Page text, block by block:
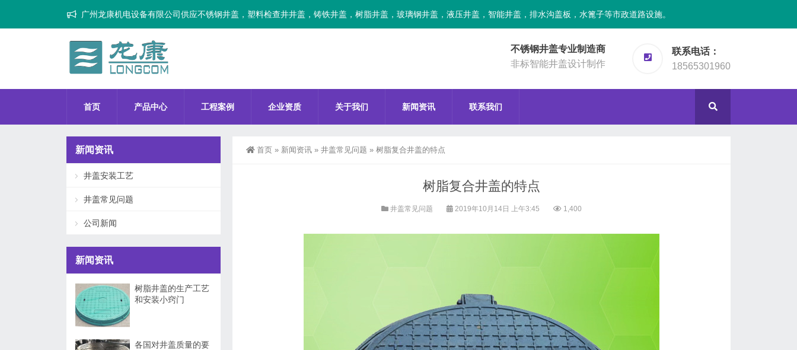
广州龙康机电设备有限公司供应不锈钢井盖，塑料检查井井盖，铸铁井盖，树脂井盖，玻璃钢井盖，液压井盖，智能井盖，排水沟盖板，水篦子等市政道路设施。
不锈钢井盖专业制造商
非标智能井盖设计制作
联系电话：
18565301960
首页 产品中心 工程案例 企业资质 关于我们 新闻资讯 联系我们
首页 » 新闻资讯 » 井盖常见问题 » 树脂复合井盖的特点
树脂复合井盖的特点
井盖常见问题 2019年10月14日 上午3:45 1,400
新闻资讯
井盖安装工艺
井盖常见问题
公司新闻
新闻资讯
树脂井盖的生产工艺
和安装小窍门
各国对井盖质量的要